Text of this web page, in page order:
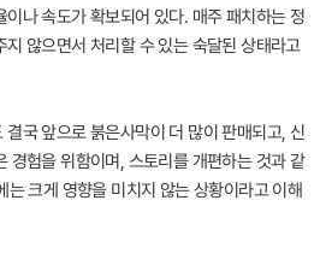
나 속도가 확보되어 있다. 매주 패치하는 정
않으면서 처리할 수 있는 숙달된 상태라고
국 앞으로 붉은사막이 더 많이 판매되고, 신
경험을 위함이며, 스토리를 개편하는 것과 같
크게 영향을 미치지 않는 상황이라고 이해